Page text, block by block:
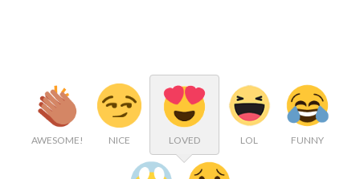
AWESOME! NICE LOVED LOL FUNNY